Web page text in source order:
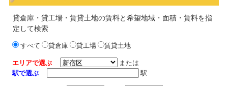
貸倉庫・貸工場・賃貸土地の賃料と希望地域・面積・賃料を指
定して検索
すべて 貸倉庫 貸工場 賃貸土地
エリアで選ぶ
または
駅で選ぶ
駅